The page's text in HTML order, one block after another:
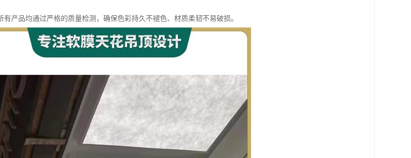
产品均通过严格的质量检测，确保色彩持久不褪色、材质柔韧不易破损。